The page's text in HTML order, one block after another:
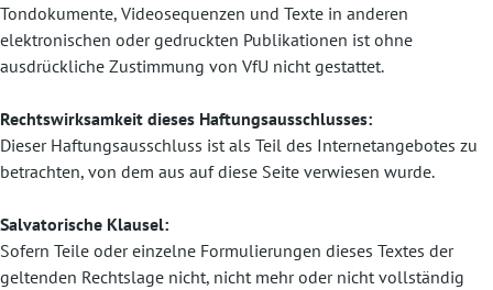
Tondokumente, Videosequenzen und Texte in anderen
elektronischen oder gedruckten Publikationen ist ohne
ausdrückliche Zustimmung von VfU nicht gestattet.
Rechtswirksamkeit dieses Haftungsausschlusses:
Dieser Haftungsausschluss ist als Teil des Internetangebotes zu
betrachten, von dem aus auf diese Seite verwiesen wurde.
Salvatorische Klausel:
Sofern Teile oder einzelne Formulierungen dieses Textes der
geltenden Rechtslage nicht, nicht mehr oder nicht vollständig